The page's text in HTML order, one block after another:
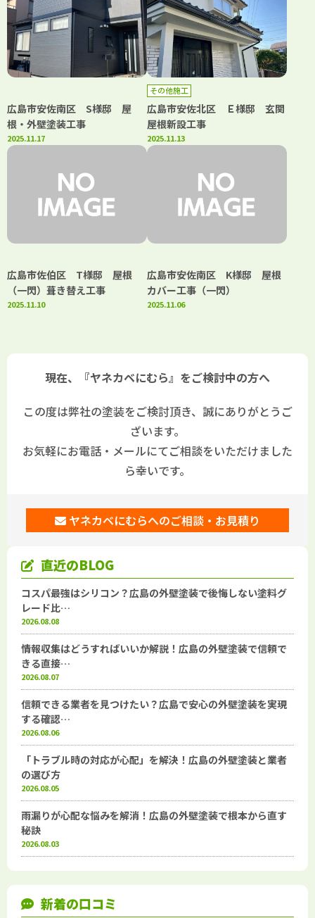
広島市安佐南区 S様邸 屋
根・外壁塗装工事
2025.11.17
その他施工
広島市安佐北区 Ｅ様邸 玄関
屋根新設工事
2025.11.13
広島市佐伯区 T様邸 屋根
（一閃）葺き替え工事
2025.11.10
広島市安佐南区 K様邸 屋根
カバー工事（一閃）
2025.11.06
現在、『ヤネカベにむら』をご検討中の方へ
この度は弊社の塗装をご検討頂き、誠にありがとうご
ざいます。
お気軽にお電話・メールにてご相談をいただけました
ら幸いです。
ヤネカベにむらへのご相談・お見積り
直近のBLOG
コスパ最強はシリコン？広島の外壁塗装で後悔しない塗料グ
レード比…
2026.08.08
情報収集はどうすればいいか解説！広島の外壁塗装で信頼で
きる直接…
2026.08.07
信頼できる業者を見つけたい？広島で安心の外壁塗装を実現
する確認…
2026.08.06
「トラブル時の対応が心配」を解決！広島の外壁塗装と業者
の選び方
2026.08.05
雨漏りが心配な悩みを解消！広島の外壁塗装で根本から直す
秘訣
2026.08.03
新着の口コミ